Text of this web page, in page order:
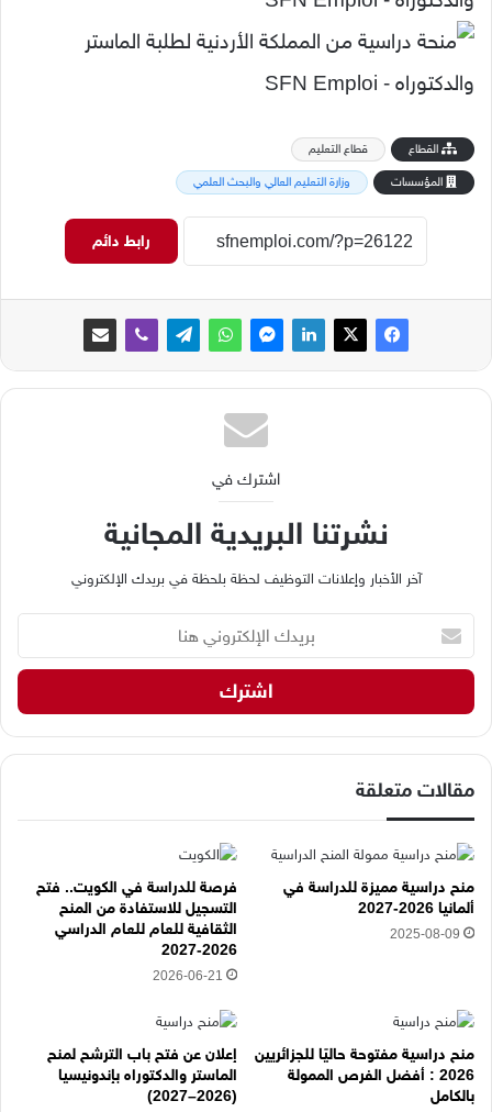
القطاع
قطاع التعليم
المؤسسات
وزارة التعليم العالي والبحث العلمي
رابط دائم
اشترك في
نشرتنا البريدية المجانية
آخر الأخبار وإعلانات التوظيف لحظة بلحظة في بريدك الإلكتروني
ي
ك
ا
إ
ت
و
ن
ا
مقالات متعلقة
منح دراسية مميزة للدراسة في
ألمانيا 2026-2027
2025-08-09
فرصة للدراسة في الكويت.. فتح
التسجيل للاستفادة من المنح
الثقافية للعام للعام الدراسي
2026-2027
2026-06-21
منح دراسية مفتوحة حاليًا للجزائريين
2026 : أفضل الفرص الممولة
بالكامل
إعلان عن فتح باب الترشح لمنح
الماستر والدكتوراه بإندونيسيا
(2026–2027)